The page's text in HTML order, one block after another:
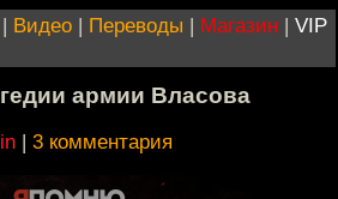
| Видео | Переводы | Магазин | VIP
армии Власова
| 3 комментария